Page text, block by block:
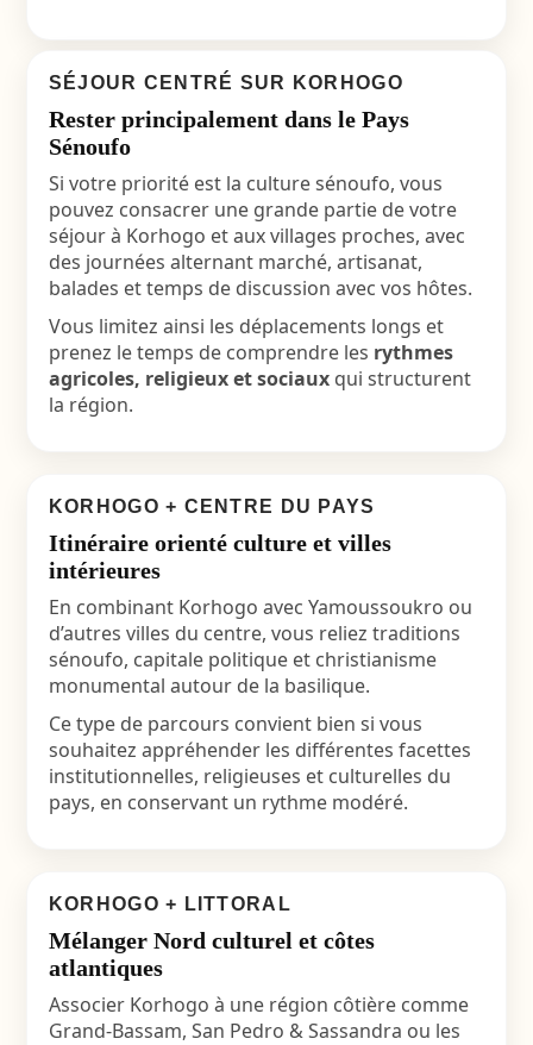
SÉJOUR CENTRÉ SUR KORHOGO
Rester principalement dans le Pays
Sénoufo
Si votre priorité est la culture sénoufo, vous
pouvez consacrer une grande partie de votre
séjour à Korhogo et aux villages proches, avec
des journées alternant marché, artisanat,
balades et temps de discussion avec vos hôtes.
Vous limitez ainsi les déplacements longs et
prenez le temps de comprendre les rythmes
agricoles, religieux et sociauxqui structurent
la région.
KORHOGO + CENTRE DU PAYS
Itinéraire orienté culture et villes
intérieures
En combinant Korhogo avec Yamoussoukro ou
d’autres villes du centre, vous reliez traditions
sénoufo, capitale politique et christianisme
monumental autour de la basilique.
Ce type de parcours convient bien si vous
souhaitez appréhender les différentes facettes
institutionnelles, religieuses et culturelles du
pays, en conservant un rythme modéré.
KORHOGO + LITTORAL
Mélanger Nord culturel et côtes
atlantiques
Associer Korhogo à une région côtière comme
Grand-Bassam, San Pedro & Sassandra ou les